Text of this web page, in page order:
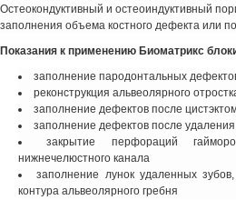
Остеокондуктивный и остеоиндуктивный
заполнения объема костного дефекта или
Показания к применению Биоматрикс
заполнение пародонтальных
реконструкция альвеолярного
заполнение дефектов после
заполнение дефектов после удаления
закрытие перфораций
нижнечелюстного канала
заполнение лунок удаленных
контура альвеолярного гребня